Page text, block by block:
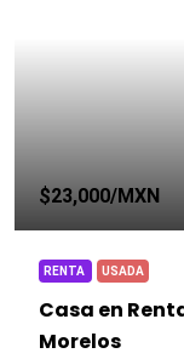
$23,000/MXN
RENTA USADA
Casa en
Morelos